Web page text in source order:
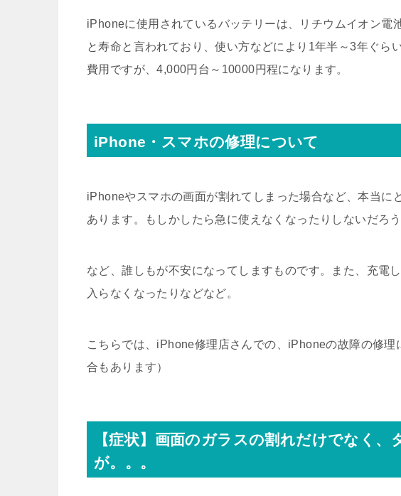
iPhoneに使用されているバッテリーは、リチウムイオン電
と寿命と言われており、使い方などにより1年半～3年ぐら
費用ですが、4,000円台～10000円程になります。
iPhone・スマホの修理について
iPhoneやスマホの画面が割れてしまった場合など、本当に
あります。もしかしたら急に使えなくなったりしないだろう
など、誰しもが不安になってしますものです。また、充電
入らなくなったりなどなど。
こちらでは、iPhone修理店さんでの、iPhoneの故障の修
合もあります）
【症状】画面のガラスの割れだけでなく
が。。。